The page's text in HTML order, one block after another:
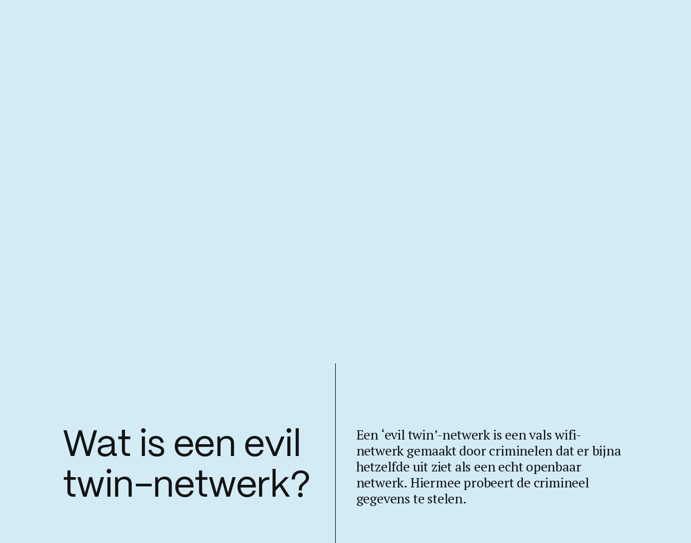
Wat is een evil
twin-netwerk?
Een ‘evil twin’-netwerk is een vals wifi-
netwerk gemaakt door criminelen dat er bijna
hetzelfde uit ziet als een echt openbaar
netwerk. Hiermee probeert de crimineel
gegevens te stelen.